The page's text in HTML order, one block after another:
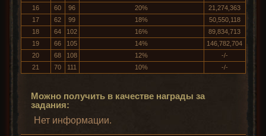
16
60 96 20%
21,274,363
17
62 99 18%
50,550,118
18
64 102 16%
89,834,713
19
66 105 14%
146,782,704
20
68 108 12%
-/-
21
70 111 10% -/-
Можно получить в качестве награды за
задания:
Нет информации.